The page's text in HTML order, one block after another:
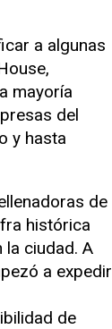
a algunas
mayoría
del
y hasta
de
histórica
la ciudad. A
a expedir
de